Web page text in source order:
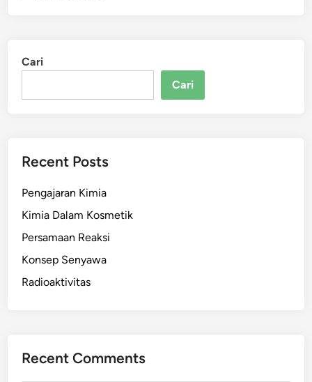
Cari
Cari
Recent Posts
Pengajaran Kimia
Kimia Dalam Kosmetik
Persamaan Reaksi
Konsep Senyawa
Radioaktivitas
Recent Comments